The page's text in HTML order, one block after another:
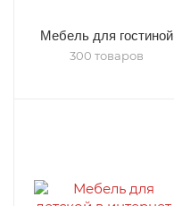
Мебель для гостиной
300 товаров